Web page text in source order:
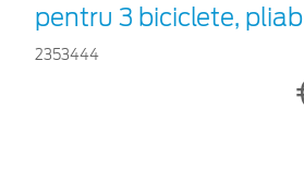
pentru 3 biciclete,
2353444